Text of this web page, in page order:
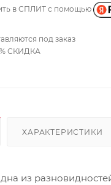
в СПЛИТ с помощью
под заказ
СКИДКА
ХАРАКТЕРИСТИКИ
из